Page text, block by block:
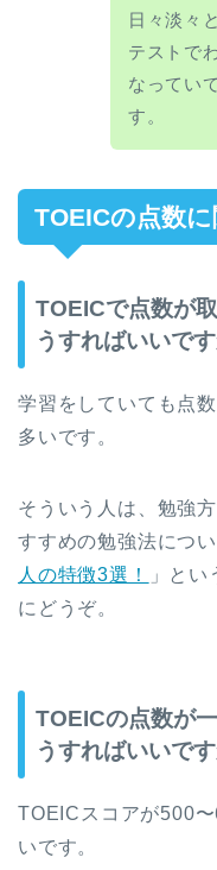
日々淡々
テストで
なってい
す。
TOEICの点数
TOEICで点数が
うすればいいで
学習をしていても点
多いです。
そういう人は、勉強
すすめの勉強法につ
人の特徴3選！
」と
にどうぞ。
TOEICの点数が
うすればいいで
TOEICスコアが500
いです。